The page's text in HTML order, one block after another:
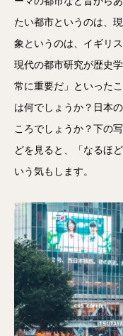
たい都市というのは、
象というのは、イギリ
現代の都市研究が歴史
常に重要だ」といった
は何でしょうか？日本
ころでしょうか？下の
どを見ると、「なるほ
いう気もします。